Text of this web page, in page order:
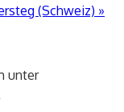
(Schweiz) »
unter